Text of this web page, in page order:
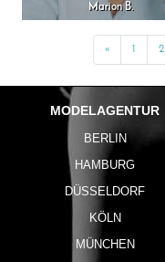
Marion B.
«Previous 2
MODELAGENTUR
BERLIN
HAMBURG
DÜSSELDORF
KÖLN
MÜNCHEN